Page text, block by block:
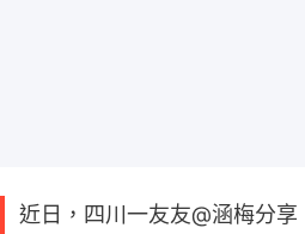
近日，四川一友友@涵梅分